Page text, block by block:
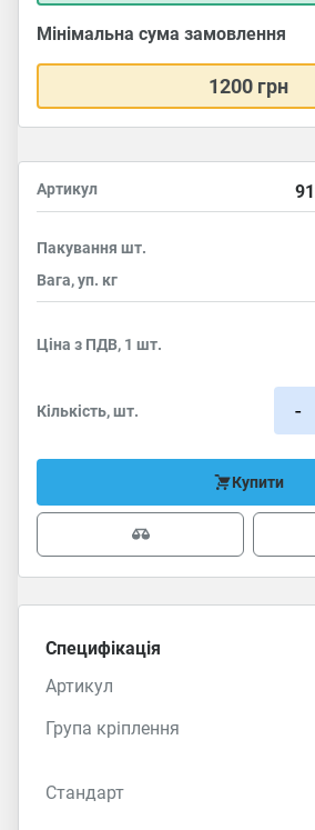
Мінімальна сума замовлення
1200 грн
Артикул
Пакування шт.
Вага, уп. кг
Ціна з ПДВ, 1 шт.
Кількість, шт. -
Купити
Специфікація
Артикул
Група кріплення
Стандарт